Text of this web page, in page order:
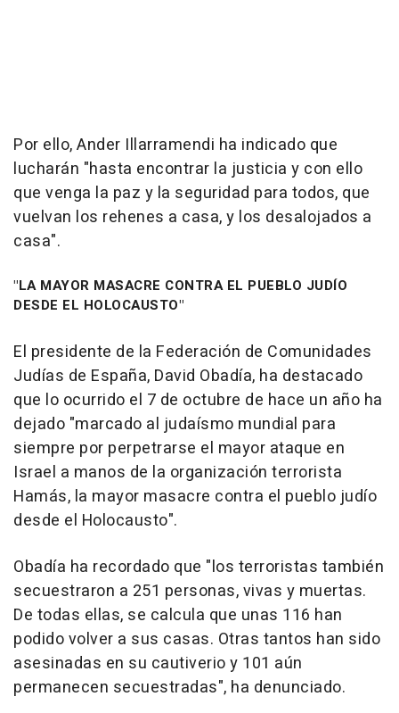
Por ello, Ander Illarramendi ha indicado que
lucharán "hasta encontrar la justicia y con ello
que venga la paz y la seguridad para todos, que
vuelvan los rehenes a casa, y los desalojados a
casa".
"LA MAYOR MASACRE CONTRA EL PUEBLO JUDÍO
DESDE EL HOLOCAUSTO"
El presidente de la Federación de Comunidades
Judías de España, David Obadía, ha destacado
que lo ocurrido el 7 de octubre de hace un año ha
dejado "marcado al judaísmo mundial para
siempre por perpetrarse el mayor ataque en
Israel a manos de la organización terrorista
Hamás, la mayor masacre contra el pueblo judío
desde el Holocausto".
Obadía ha recordado que "los terroristas también
secuestraron a 251 personas, vivas y muertas.
De todas ellas, se calcula que unas 116 han
podido volver a sus casas. Otras tantos han sido
asesinadas en su cautiverio y 101 aún
permanecen secuestradas", ha denunciado.